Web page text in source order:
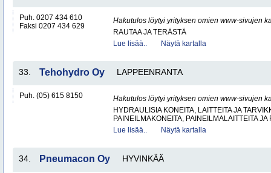
Puh. 0207 434 610
Faksi 0207 434 629
Hakutulos löytyi yrityksen omien www-sivujen
RAUTAA JA TERÄSTÄ
Lue lisää..
Näytä kartalla
33. Tehohydro Oy LAPPEENRANTA
Puh. (05) 615 8150
Hakutulos löytyi yrityksen omien www-sivujen
HYDRAULISIA KONEITA, LAITTEITA JA
PAINEILMAKONEITA, PAINEILMALAITTEITA
Lue lisää..
Näytä kartalla
34. Pneumacon Oy HYVINKÄÄ